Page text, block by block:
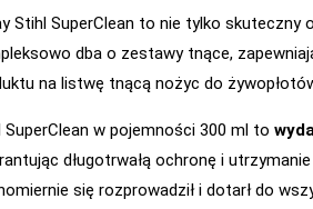
Stihl SuperClean to nie tylko skuteczny
dba o zestawy tnące,
na listwę tnącą nożyc do
SuperClean w pojemności 300 ml to
długotrwałą ochronę i
się rozprowadził i dotarł do